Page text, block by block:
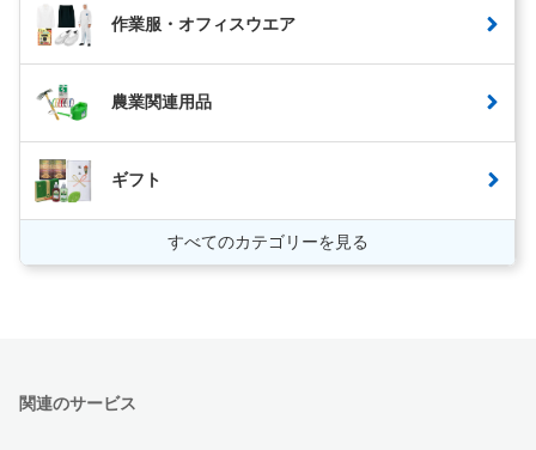
作業服・オフィスウエア
農業関連用品
ギフト
すべてのカテゴリーを見る
関連のサービス